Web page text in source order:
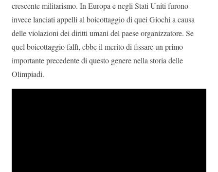
crescente militarismo. In Europa e negli Stati Uniti furono
invece lanciati appelli al boicottaggio di quei Giochi a causa
delle violazioni dei diritti umani del paese organizzatore. Se
quel boicottaggio fallì, ebbe il merito di fissare un primo
importante precedente di questo genere nella storia delle
Olimpiadi.